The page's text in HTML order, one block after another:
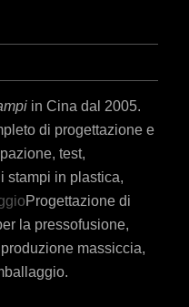
in Cina dal 2005.
di progettazione e
test,
stampi in plastica,
Progettazione di
la pressofusione,
massiccia,